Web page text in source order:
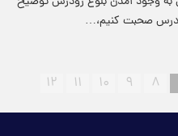
صحبت کنیم،…
۸ ۹ ۱۰ ۱۱ ۱۲